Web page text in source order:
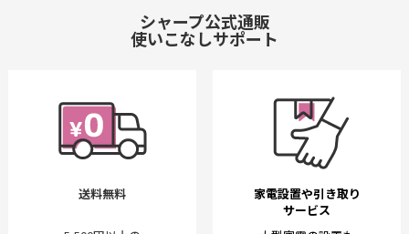
シャープ公式通販
使いこなしサポート
送料無料
家電設置や引き取り
サービス